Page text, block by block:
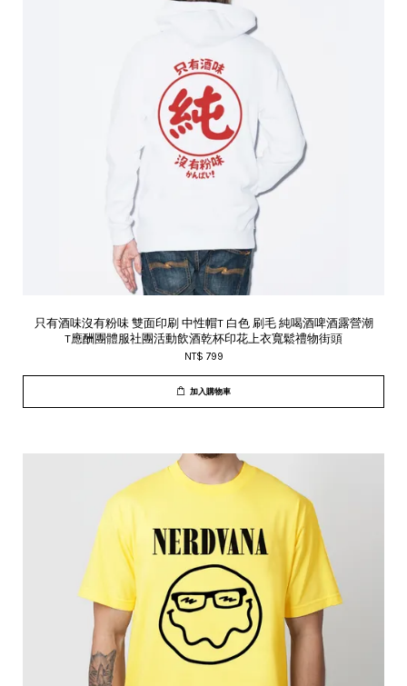
只有酒味沒有粉味 雙面印刷 中性帽T 白色 刷毛 純喝酒啤酒露營潮
T應酬團體服社團活動飲酒乾杯印花上衣寬鬆禮物街頭
NT$ 799
加入購物車